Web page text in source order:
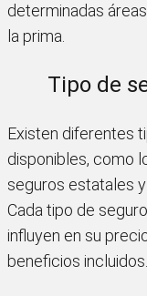
determinadas
la prima.
Tipo de
Existen diferentes
disponibles, como
seguros estatales
Cada tipo de
influyen en su
beneficios incluidos.